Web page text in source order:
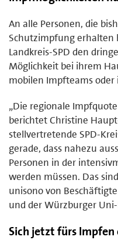
An alle Personen, die
Schutzimpfung erhalten
Landkreis-SPD den
Möglichkeit bei ihrem
mobilen Impfteams
„Die regionale
berichtet Christine
stellvertretende SPD-
gerade, dass nahezu
Personen in der
werden müssen. Das
unisono von
und der Würzburger
Sich jetzt fürs